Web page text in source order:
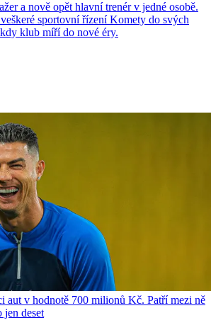
a nově opět hlavní trenér v jedné osobě.
sportovní řízení Komety do svých
klub míří do nové éry.
aut v hodnotě 700 milionů Kč. Patří mezi ně
deset